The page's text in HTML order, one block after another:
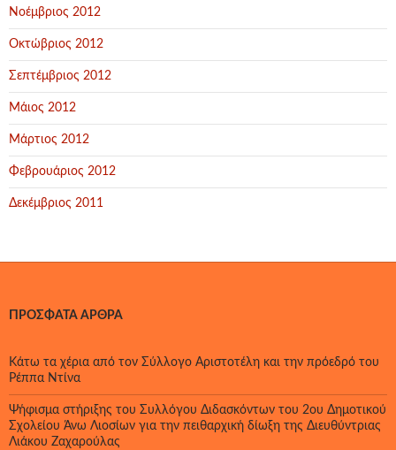
Νοέμβριος 2012
Οκτώβριος 2012
Σεπτέμβριος 2012
Μάιος 2012
Μάρτιος 2012
Φεβρουάριος 2012
Δεκέμβριος 2011
ΠΡΌΣΦΑΤΑ ΆΡΘΡΑ
Κάτω τα χέρια από τον Σύλλογο Αριστοτέλη και την πρόεδρό του
Ρέππα Ντίνα
Ψήφισμα στήριξης του Συλλόγου Διδασκόντων του 2ου Δημοτικού
Σχολείου Άνω Λιοσίων για την πειθαρχική δίωξη της Διευθύντριας
Λιάκου Ζαχαρούλας